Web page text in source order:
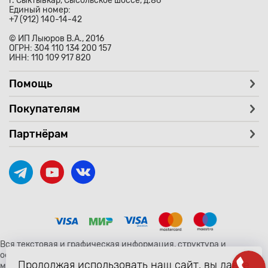
Единый номер:
+7 (912) 140-14-42
© ИП Лыюров В.А., 2016
ОГРН: 304 110 134 200 157
ИНН: 110 109 917 820
Помощь
Покупателям
Партнёрам
Вся текстовая и графическая информация, структура и
оформление страницы avtozaryad.ru защищены российскими и
международными законами и соглашениями об охране
Продолжая использовать наш сайт, вы даете